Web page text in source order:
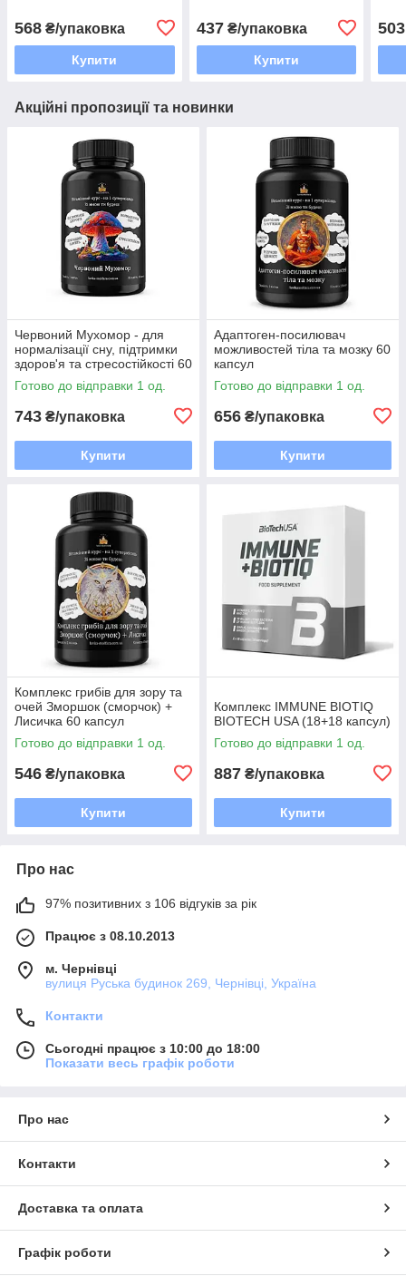
568 ₴/упаковка
Купити
437₴/упаковка
Купити
503
Акційні пропозиції та новинки
Червоний Мухомор - для
нормалізації сну, підтримки
здоров'я та стресостійкості 60
капсул
Готово до відправки 1 од.
743 ₴/упаковка
Купити
Адаптоген-посилювач
можливостей тіла та мозку 60
капсул
Готово до відправки 1 од.
656 ₴/упаковка
Купити
Комплекс грибів для зору та
очей Зморшок (сморчок) +
Лисичка 60 капсул
Готово до відправки 1 од.
546 ₴/упаковка
Купити
Комплекс IMMUNE BIOTIQ
BIOTECH USA (18+18 капсул)
Готово до відправки 1 од.
887 ₴/упаковка
Купити
Про нас
97% позитивних з 106 відгуків за рік
Працює з 08.10.2013
м. Чернівці
вулиця Руська будинок 269, Чернівці, Україна
Контакти
Сьогодні працює з 10:00 до 18:00
Показати весь графік роботи
Про нас
Контакти
Доставка та оплата
Графік роботи